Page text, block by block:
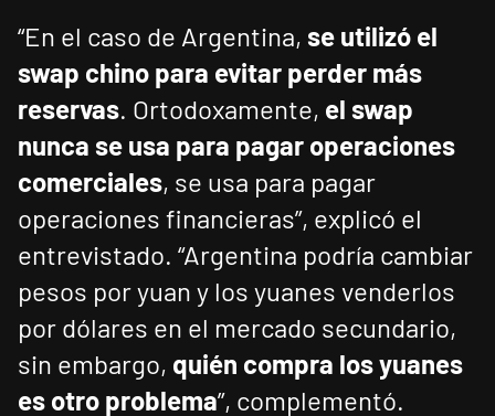
“En el caso de Argentina, se utilizó el
swap chino para evitar perder más
reservas. Ortodoxamente, el swap
nunca se usa para pagar operaciones
comerciales, se usa para pagar
operaciones financieras”, explicó el
entrevistado. “Argentina podría cambiar
pesos por yuan y los yuanes venderlos
por dólares en el mercado secundario,
sin embargo, quién compra los yuanes
es otro problema”, complementó.